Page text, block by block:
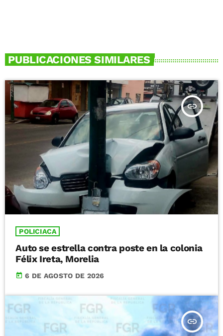
PUBLICACIONES SIMILARES
insert_link
POLICIACA
Auto se estrella contra poste en la colonia
Félix Ireta, Morelia
today 6 DE AGOSTO DE 2026
insert_link